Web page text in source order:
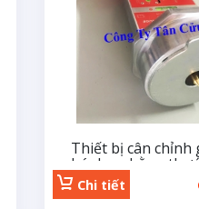
Thiết bị cân chỉnh
bánh xe bằng
Chi tiết